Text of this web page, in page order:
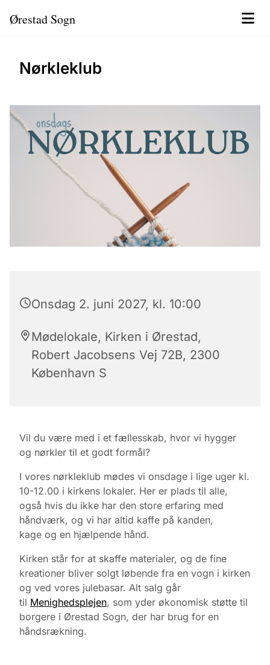
Ørestad Sogn
Nørkleklub
Onsdag 2. juni 2027, kl. 10:00
Mødelokale, Kirken i Ørestad,
Robert Jacobsens Vej 72B, 2300
København S
Vil du være med i et fællesskab, hvor vi hygger
og nørkler til et godt formål?
I vores nørkleklub mødes vi onsdage i lige uger kl.
10-12.00 i kirkens lokaler. Her er plads til alle,
også hvis du ikke har den store erfaring med
håndværk, og vi har altid kaffe på kanden,
kage og en hjælpende hånd.
Kirken står for at skaffe materialer, og de fine
kreationer bliver solgt løbende fra en vogn i kirken
og ved vores julebasar. Alt salg går
til Menighedsplejen, som yder økonomisk støtte til
borgere i Ørestad Sogn, der har brug for en
håndsrækning.